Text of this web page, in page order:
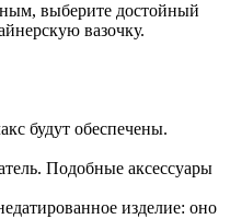
выберите достойный
вазочку.
будут обеспечены.
Подобные аксессуары
изделие: оно